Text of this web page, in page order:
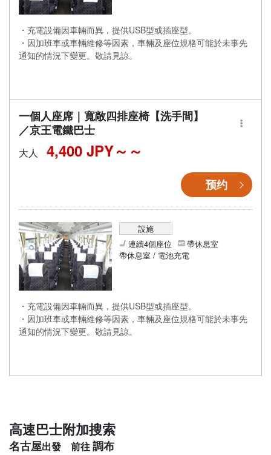
・充電設備因車輛而異，提供USB型或插座型。
・因加班車或車輛維修等因素，車輛及座位規格可能於未事先
通知的情況下變更。敬請見諒。
一個人座席｜寬敞四排座椅【洗手間】
／京王電鐵巴士
大人 4,400 JPY～
预约
設施
連續4個座位
帶休息室
帶休息室 / 電池充電
・充電設備因車輛而異，提供USB型或插座型。
・因加班車或車輛維修等因素，車輛及座位規格可能於未事先
通知的情況下變更。敬請見諒。
高速巴士附加搜索
名古屋 調布